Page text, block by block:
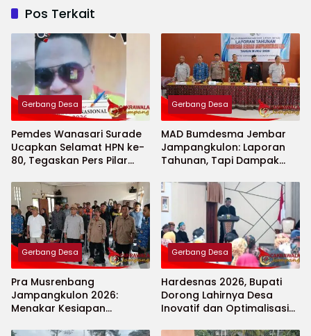
Pos Terkait
Gerbang Desa
Pemdes Wanasari Surade
Ucapkan Selamat HPN ke-
80, Tegaskan Pers Pilar
Gerbang Desa
MAD Bumdesma Jembar
Jampangkulon: Laporan
Tahunan, Tapi Dampak
Gerbang Desa
Pra Musrenbang
Jampangkulon 2026:
Menakar Kesiapan
Gerbang Desa
Hardesnas 2026, Bupati
Dorong Lahirnya Desa
Inovatif dan Optimalisasi